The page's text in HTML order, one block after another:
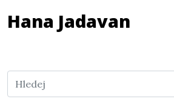
Hana Jadavan